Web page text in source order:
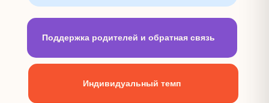
Поддержка родителей и обратная связь
Индивидуальный темп